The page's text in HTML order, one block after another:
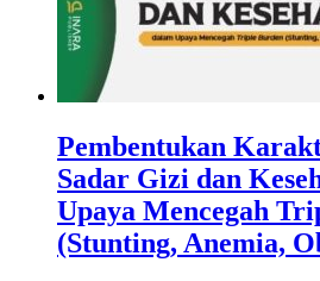
Pembentukan
Sadar Gizi dan
Upaya Mencegah
(Stunting, Anemia,